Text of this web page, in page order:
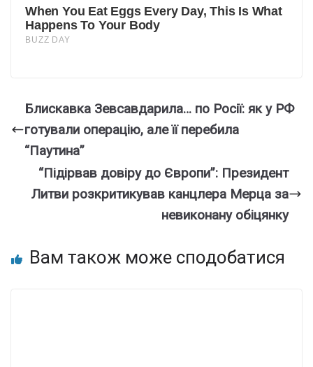
Блискавка Зевсавдарила… по Росії: як у РФ
готували операцію, але її перебила
“Паутина”
“Підірвав довіру до Європи”: Президент
Литви розкритикував канцлера Мерца за
невиконану обіцянку
Вам також може сподобатися